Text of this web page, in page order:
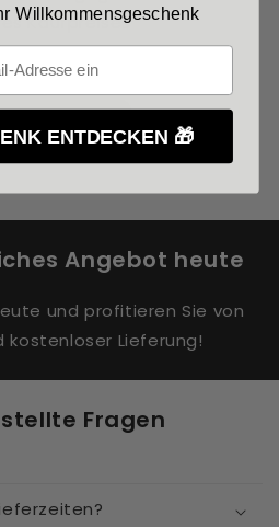
Kaufpreises
legen
Angebot heute
und profitieren Sie von
kostenloser Lieferung!
Fragen
Willkommensgeschenk
ENTDECKEN 🎁